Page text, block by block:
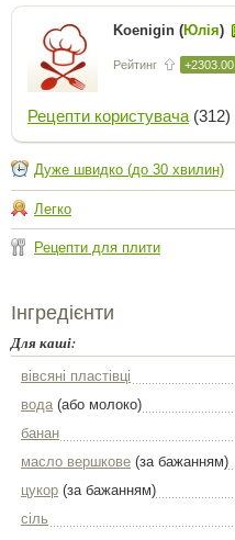
Koenigin (Юлія)
Рейтинг +2303.00
Рецепти користувача (312)
Дуже швидко (до 30 хвилин)
Легко
Рецепти для плити
Інгредієнти
Для каші:
вівсяні пластівці
вода(або молоко)
банан
масло вершкове (за бажанням)
цукор (за бажанням)
сіль